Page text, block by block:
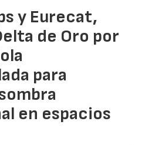
y Eurecat,
de Oro por
para
en espacios